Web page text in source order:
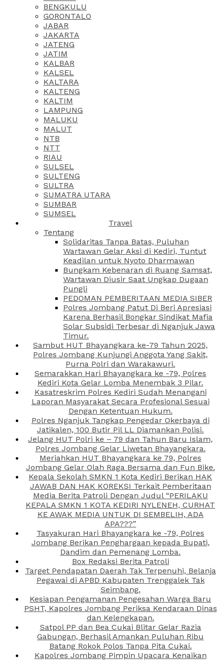
BENGKULU
GORONTALO
JABAR
JAKARTA
JATENG
JATIM
KALBAR
KALSEL
KALTARA
KALTENG
KALTIM
LAMPUNG
MALUKU
MALUT
NTB
NTT
RIAU
SULSEL
SULTENG
SULTRA
SUMATRA UTARA
SUMBAR
SUMSEL
Travel
Tentang
Solidaritas Tanpa Batas, Puluhan
Wartawan Gelar Aksi di Kediri, Tuntut
Keadilan untuk Nyoto Dharmawan
Bungkam Kebenaran di Ruang Samsat,
Wartawan Diusir Saat Ungkap Dugaan
Pungli
PEDOMAN PEMBERITAAN MEDIA SIBER
Polres Jombang Patut Di Beri Apresiasi
Karena Berhasil Bongkar Sindikat Mafia
Solar Subsidi Terbesar di Nganjuk Jawa
Timur.
Sambut HUT Bhayangkara ke-79 Tahun 2025,
Polres Jombang Kunjungi Anggota Yang Sakit,
Purna Polri dan Warakawuri.
Semarakkan Hari Bhayangkara ke -79, Polres
Kediri Kota Gelar Lomba Menembak 3 Pilar.
Kasatreskrim Polres Kediri Sudah Menangani
Laporan Masyarakat Secara Profesional Sesuai
Dengan Ketentuan Hukum.
Polres Nganjuk Tangkap Pengedar Okerbaya di
Jatikalen, 100 Butir Pil LL Diamankan Polisi.
Jelang HUT Polri ke – 79 dan Tahun Baru Islam,
Polres Jombang Gelar Liwetan Bhayangkara.
Meriahkan HUT Bhayangkara ke 79, Polres
Jombang Gelar Olah Raga Bersama dan Fun Bike.
Kepala Sekolah SMKN 1 Kota Kediri Berikan HAK
JAWAB DAN HAK KOREKSI Terkait Pemberitaan
Media Berita Patroli Dengan Judul “PERILAKU
KEPALA SMKN 1 KOTA KEDIRI NYLENEH, CURHAT
KE AWAK MEDIA UNTUK DI SEMBELIH, ADA
APA???”
Tasyakuran Hari Bhayangkara ke -79, Polres
Jombang Berikan Penghargaan kepada Bupati,
Dandim dan Pemenang Lomba.
Box Redaksi Berita Patroli
Target Pendapatan Daerah Tak Terpenuhi, Belanja
Pegawai di APBD Kabupaten Trenggalek Tak
Seimbang.
Kesiapan Pengamanan Pengesahan Warga Baru
PSHT, Kapolres Jombang Periksa Kendaraan Dinas
dan Kelengkapan.
Satpol PP dan Bea Cukai Blitar Gelar Razia
Gabungan, Berhasil Amankan Puluhan Ribu
Batang Rokok Polos Tanpa Pita Cukai.
Kapolres Jombang Pimpin Upacara Kenaikan